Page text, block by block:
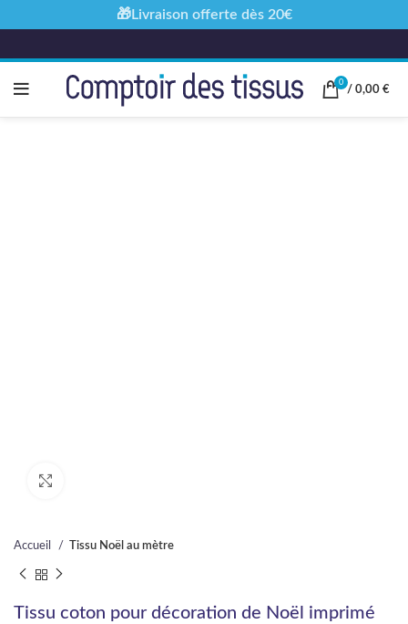
0
/ 0,00 €
Accueil Tissu Noël au mètre
Tissu coton pour décoration de Noël imprimé
🎁Livraison offerte dès 20€